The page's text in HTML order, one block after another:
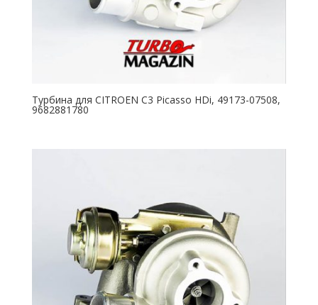
Турбина для CITROEN C3 Picasso HDi, 49173-07508,
9682881780